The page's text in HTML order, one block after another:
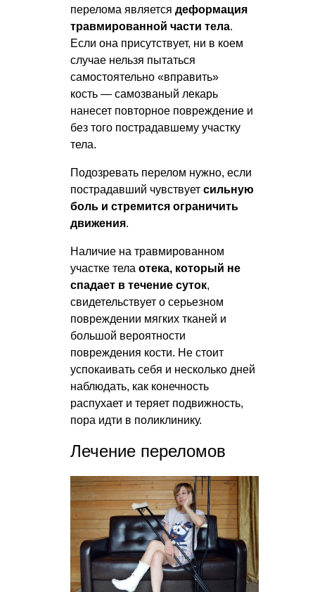
перелома является деформация
травмированной части тела.
Если она присутствует, ни в коем
случае нельзя пытаться
самостоятельно «вправить»
кость — самозваный лекарь
нанесет повторное повреждение и
без того пострадавшему участку
тела.
Подозревать перелом нужно, если
пострадавший чувствует сильную
боль и стремится ограничить
движения.
Наличие на травмированном
участке тела отека, который не
спадает в течение суток,
свидетельствует о серьезном
повреждении мягких тканей и
большой вероятности
повреждения кости. Не стоит
успокаивать себя и несколько дней
наблюдать, как конечность
распухает и теряет подвижность,
пора идти в поликлинику.
Лечение переломов